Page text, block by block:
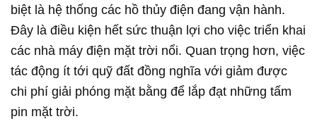
biệt là hệ thống các hồ thủy điện đang vận hành.
Đây là điều kiện hết sức thuận lợi cho việc triển khai
các nhà máy điện mặt trời nổi. Quan trọng hơn, việc
tác động ít tới quỹ đất đồng nghĩa với giảm được
chi phí giải phóng mặt bằng để lắp đạt những tấm
pin mặt trời.